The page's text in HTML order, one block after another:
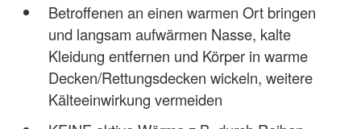
Betroffenen an einen warmen Ort bringen
und langsam aufwärmen Nasse, kalte
Kleidung entfernen und Körper in warme
Decken/Rettungsdecken wickeln, weitere
Kälteeinwirkung vermeiden